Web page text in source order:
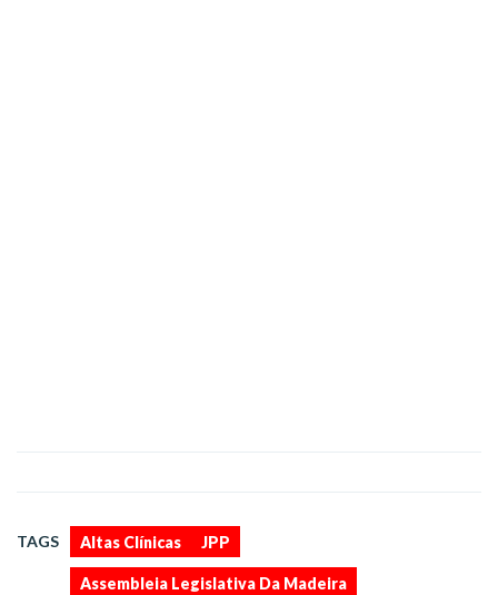
TAGS Altas Clínicas JPP
Assembleia Legislativa Da Madeira